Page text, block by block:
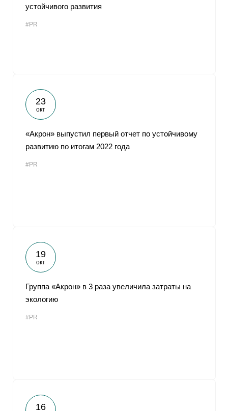
устойчивого развития
#PR
23
окт
«Акрон» выпустил первый отчет по устойчивому
развитию по итогам 2022 года
#PR
19
окт
Группа «Акрон» в 3 раза увеличила затраты на
экологию
#PR
16